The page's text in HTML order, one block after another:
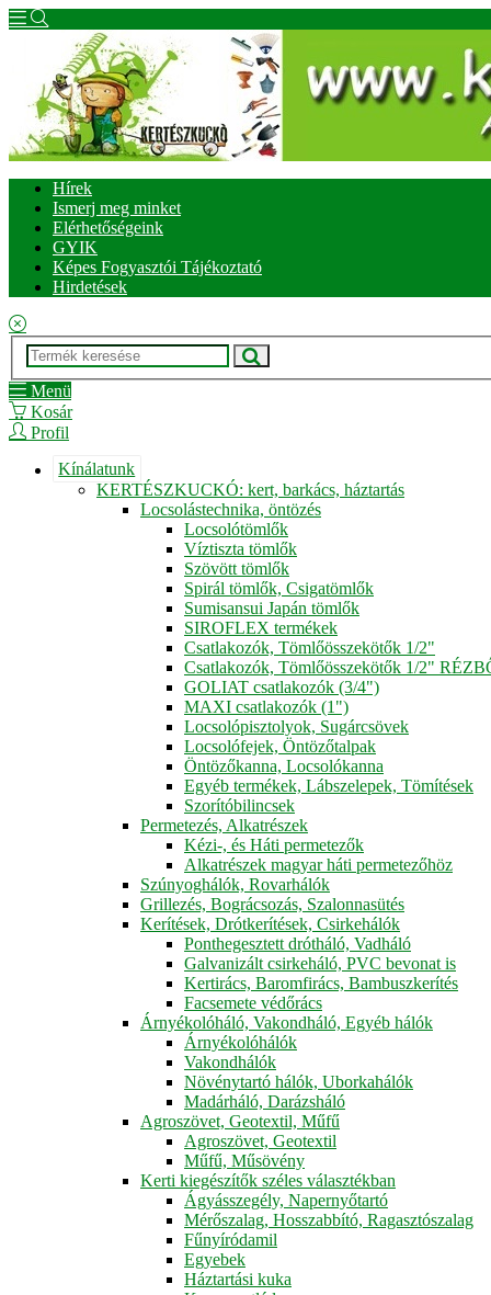
Hírek
Ismerj meg minket
Elérhetőségeink
GYIK
Képes Fogyasztói Tájékoztató
Hirdetések
Menü
Kosár
Profil
Kínálatunk
KERTÉSZKUCKÓ: kert, barkács, háztartás
Locsolástechnika, öntözés
Locsolótömlők
Víztiszta tömlők
Szövött tömlők
Spirál tömlők, Csigatömlők
Sumisansui Japán tömlők
SIROFLEX termékek
Csatlakozók, Tömlőösszekötők 1/2"
Csatlakozók, Tömlőösszekötők 1/2"
GOLIAT csatlakozók (3/4")
MAXI csatlakozók (1")
Locsolópisztolyok, Sugárcsövek
Locsolófejek, Öntözőtalpak
Öntözőkanna, Locsolókanna
Egyéb termékek, Lábszelepek, Tömítések
Szorítóbilincsek
Permetezés, Alkatrészek
Kézi-, és Háti permetezők
Alkatrészek magyar háti permetezőhöz
Szúnyoghálók, Rovarhálók
Grillezés, Bográcsozás, Szalonnasütés
Kerítések, Drótkerítések, Csirkehálók
Ponthegesztett drótháló, Vadháló
Galvanizált csirkeháló, PVC bevonat is
Kertirács, Baromfirács, Bambuszkerítés
Facsemete védőrács
Árnyékolóháló, Vakondháló, Egyéb hálók
Árnyékolóhálók
Vakondhálók
Növénytartó hálók, Uborkahálók
Madárháló, Darázsháló
Agroszövet, Geotextil, Műfű
Agroszövet, Geotextil
Műfű, Műsövény
Kerti kiegészítők széles választékban
Ágyásszegély, Napernyőtartó
Mérőszalag, Hosszabbító, Ragasztószalag
Fűnyíródamil
Egyebek
Háztartási kuka